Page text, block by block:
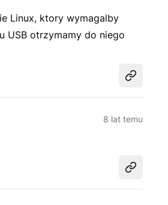
Linux, ktory wymagalby
USB otrzymamy do niego
Udostępnij
8 lat temu
Udostępnij